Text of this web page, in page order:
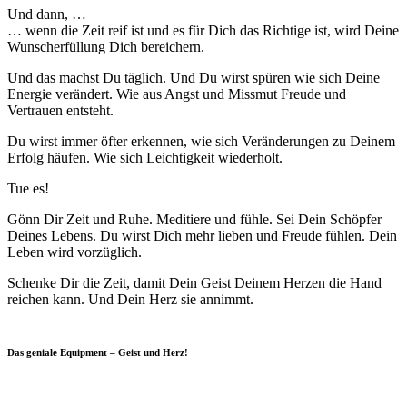
Und dann, …
… wenn die Zeit reif ist und es für Dich das Richtige ist, wird Deine
Wunscherfüllung Dich bereichern.
Und das machst Du täglich. Und Du wirst spüren wie sich Deine
Energie verändert. Wie aus Angst und Missmut Freude und
Vertrauen entsteht.
Du wirst immer öfter erkennen, wie sich Veränderungen zu Deinem
Erfolg häufen. Wie sich Leichtigkeit wiederholt.
Tue es!
Gönn Dir Zeit und Ruhe. Meditiere und fühle. Sei Dein Schöpfer
Deines Lebens. Du wirst Dich mehr lieben und Freude fühlen. Dein
Leben wird vorzüglich.
Schenke Dir die Zeit, damit Dein Geist Deinem Herzen die Hand
reichen kann. Und Dein Herz sie annimmt.
Das geniale Equipment – Geist und Herz!